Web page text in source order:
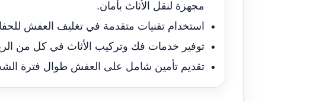
مجهزة لنقل الأثاث بأمان.
استخدام تقنيات متقدمة في تغليف العفش
توفير خدمات فك وتركيب الأثاث في كل من
تقديم تأمين شامل على العفش طوال فترة